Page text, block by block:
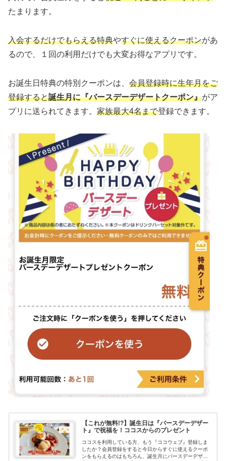
たまります。
入会するだけでもらえる特典やすぐに使えるクーポンがあ
るので、１回の利用だけでも大変お得なアプリです。
お誕生日特典の特別クーポンは、 会員登録時に生年月をご
登録すると誕生月に『バースデーデザートクーポン』がア
プリに送られてきます。 家族最大4名まで登録できます。
【これが無料!?】誕生日は『バースデーデザー
ト』で祝福を！ココスからのプレゼント
ココスを利用している方、もう『ココウェブ』登録しま
したか？会員登録をすると今日からすぐに使えるクーポ
ンをもらえるのはもちろん、誕生月にバースデーデザー